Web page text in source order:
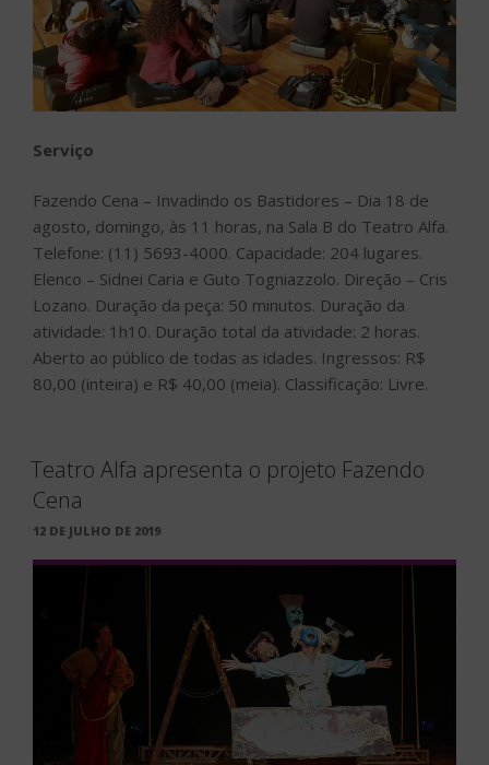
agosto, domingo, às 11 horas, na Sala B do Teatro Alfa.
Telefone: (11) 5693-4000. Capacidade: 204 lugares.
Elenco – Sidnei Caria e Guto Togniazzolo. Direção – Cris
Lozano. Duração da peça: 50 minutos. Duração da
atividade: 1h10. Duração total da atividade: 2 horas.
Aberto ao público de todas as idades. Ingressos: R$
Teatro Alfa apresenta o projeto Fazendo
Cena
PUBLICADO
EM
12 DE JULHO DE 2019